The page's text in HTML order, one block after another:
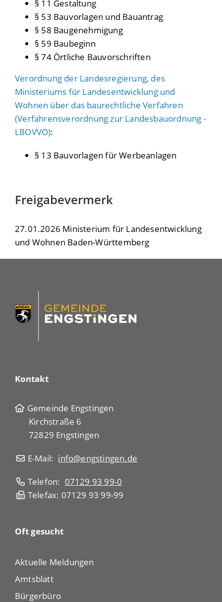
§ 11 Gestaltung
§ 53 Bauvorlagen und Bauantrag
§ 58 Baugenehmigung
§ 59 Baubeginn
§ 74 Örtliche Bauvorschriften
Verordnung der Landesregierung, des
Ministeriums für Landesentwicklung und
Wohnen über das baurechtliche Verfahren
(Verfahrensverordnung zur Landesbauordnung -
LBOVVO):
§ 13 Bauvorlagen für Werbeanlagen
Freigabevermerk
27.01.2026 Ministerium für Landesentwicklung
und Wohnen Baden-Württemberg
Kontakt
Gemeinde Engstingen
Kirchstraße 6
72829 Engstingen
E-Mail: info@engstingen.de
Telefon: 07129 93 99-0
Telefax: 07129 93 99-99
Oft gesucht
Aktuelle Meldungen
Amtsblatt
Bürgerbüro